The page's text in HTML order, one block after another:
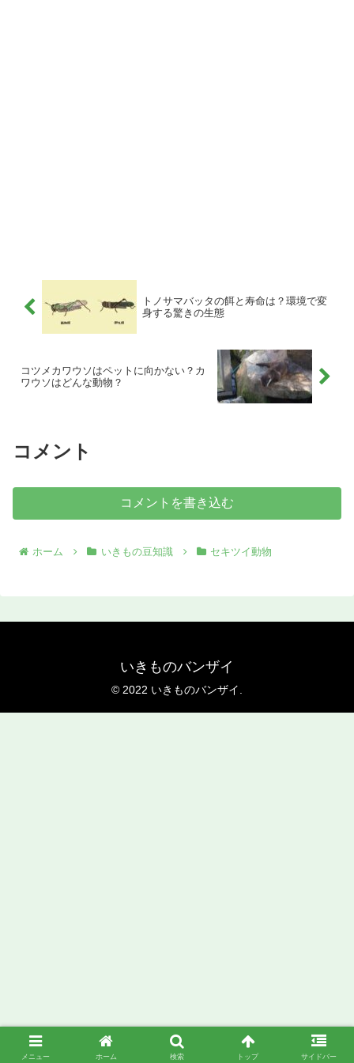
トノサマバッタの餌と寿命は？環境で変
身する驚きの生態
コツメカワウソはペットに向かない？カ
ワウソはどんな動物？
コメント
コメントを書き込む
ホーム いきもの豆知識 セキツイ動物
いきものバンザイ
© 2022 いきものバンザイ.
メニュー ホーム 検索 トップ サイドバー